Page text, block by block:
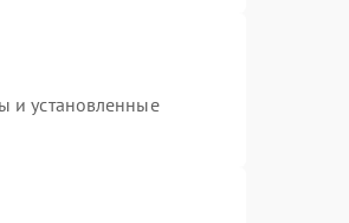
и установленные